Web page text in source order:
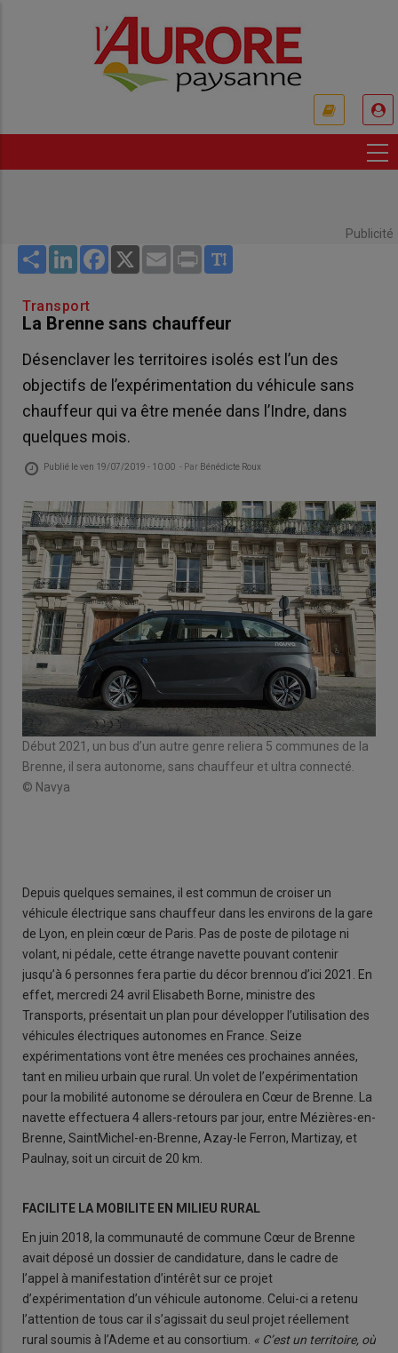
Publicité
Share LinkedInFacebook
X Email Print
Transport
La Brenne sans chauffeur
Désenclaver les territoires isolés est l’un des
objectifs de l’expérimentation du véhicule sans
chauffeur qui va être menée dans l’Indre, dans
quelques mois.
Publié leven 19/07/2019 - 10:00 - Par Bénédicte Roux
Début 2021, un bus d’un autre genre reliera 5 communes de la
Brenne, il sera autonome, sans chauffeur et ultra connecté.
© Navya
Depuis quelques semaines, il est commun de croiser un
véhicule électrique sans chauffeur dans les environs de la gare
de Lyon, en plein cœur de Paris. Pas de poste de pilotage ni
volant, ni pédale, cette étrange navette pouvant contenir
jusqu’à 6 personnes fera partie du décor brennou d’ici 2021. En
effet, mercredi 24 avril Elisabeth Borne, ministre des
Transports, présentait un plan pour développer l’utilisation des
véhicules électriques autonomes en France. Seize
expérimentations vont être menées ces prochaines années,
tant en milieu urbain que rural. Un volet de l’expérimentation
pour la mobilité autonome se déroulera en Cœur de Brenne. La
navette effectuera 4 allers-retours par jour, entre Mézières-en-
Brenne, SaintMichel-en-Brenne, Azay-le Ferron, Martizay, et
Paulnay, soit un circuit de 20 km.
FACILITE LA MOBILITE EN MILIEU RURAL
En juin 2018, la communauté de commune Cœur de Brenne
avait déposé un dossier de candidature, dans le cadre de
l’appel à manifestation d’intérêt sur ce projet
d’expérimentation d’un véhicule autonome. Celui-ci a retenu
l’attention de tous car il s’agissait du seul projet réellement
rural soumis à l’Ademe et au consortium. « C’est un territoire, où